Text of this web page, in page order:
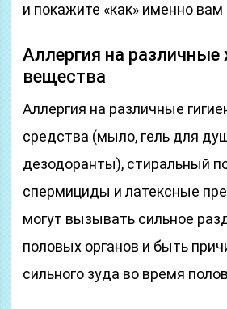
и покажите «как» именно вам
Аллергия на различные
вещества
Аллергия на различные
средства (мыло, гель для
дезодоранты), стиральный
спермициды и латексные
могут вызывать сильное
половых органов и быть
сильного зуда во время